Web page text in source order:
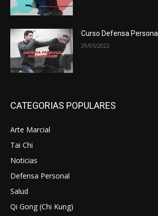
Curso Defensa Personal
29/05/2022
CATEGORIAS POPULARES
Arte Marcial
Tai Chi
Noticias
Defensa Personal
Salud
Qi Gong (Chi Kung)